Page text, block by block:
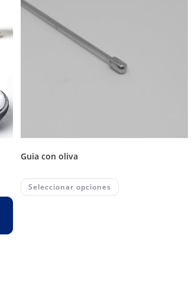
guia con oliva
Seleccionar opciones This